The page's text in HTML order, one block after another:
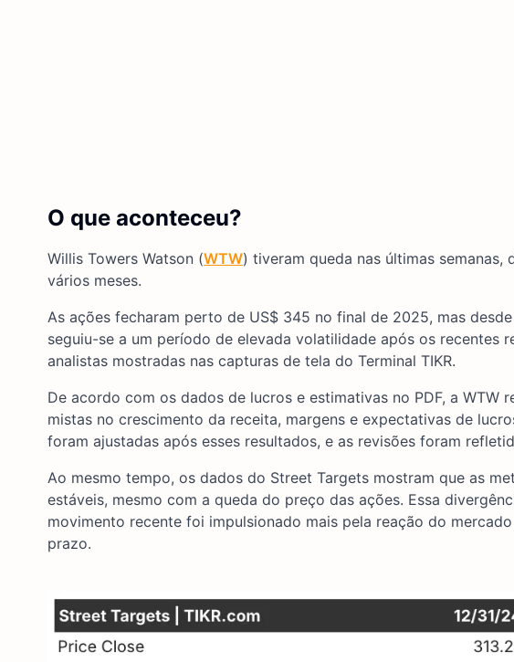
O que aconteceu?
Willis Towers Watson (WTW) tiveram queda nas últimas
vários meses.
As ações fecharam perto de US$ 345 no final de 2025, mas
seguiu-se a um período de elevada volatilidade após os recentes
analistas mostradas nas capturas de tela do Terminal TIKR.
De acordo com os dados de lucros e estimativas no PDF, a WTW
mistas no crescimento da receita, margens e expectativas de
foram ajustadas após esses resultados, e as revisões foram
Ao mesmo tempo, os dados do Street Targets mostram que as
estáveis, mesmo com a queda do preço das ações. Essa
movimento recente foi impulsionado mais pela reação do
prazo.